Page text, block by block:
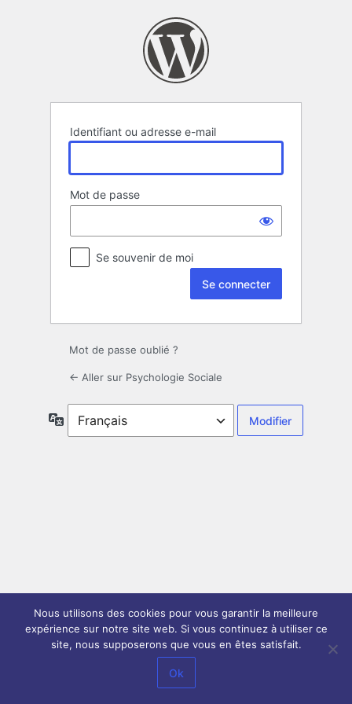
Identifiant ou adresse e-mail
Mot de passe
Se souvenir de moi
Mot de passe oublié ?
← Aller sur Psychologie Sociale
Langue
Nous utilisons des cookies pour vous garantir la meilleure
expérience sur notre site web. Si vous continuez à utiliser ce
site, nous supposerons que vous en êtes satisfait.
Ok